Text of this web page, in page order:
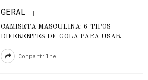
GERAL
CAMISETA MASCULINA: 6 TIPOS
DIFERENTES DE GOLA PARA USAR
Compartilhe